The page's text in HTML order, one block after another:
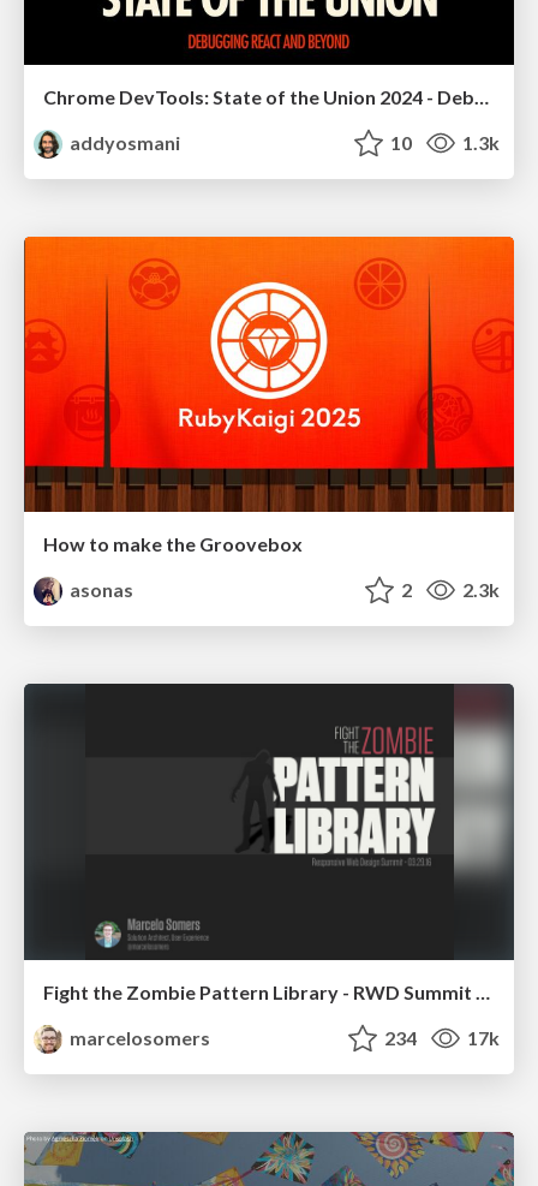
Chrome DevTools: State of the Union 2024 - Debugging React & Beyond
addyosmani
10 1.3k
How to make the Groovebox
asonas
2 2.3k
marcelosomers
234 17k